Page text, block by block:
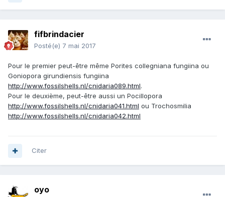
fifbrindacier
Posté(e) 7 mai 2017
Pour le premier peut-être même Porites collegniana fungiina ou
Goniopora girundiensis fungiina
http://www.fossilshells.nl/cnidaria089.html.
Pour le deuxième, peut-être aussi un Pocillopora
http://www.fossilshells.nl/cnidaria041.html ou Trochosmilia
http://www.fossilshells.nl/cnidaria042.html
Citer
oyo